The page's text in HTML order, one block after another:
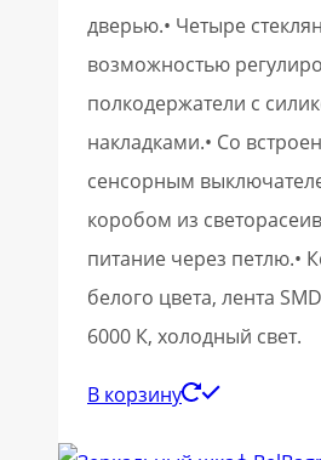
дверью.• Четыре
возможностью
полкодержатели с
накладками.• Со
сенсорным
коробом из
питание через петлю.•
белого цвета, лента
6000 К, холодный свет.
В корзину